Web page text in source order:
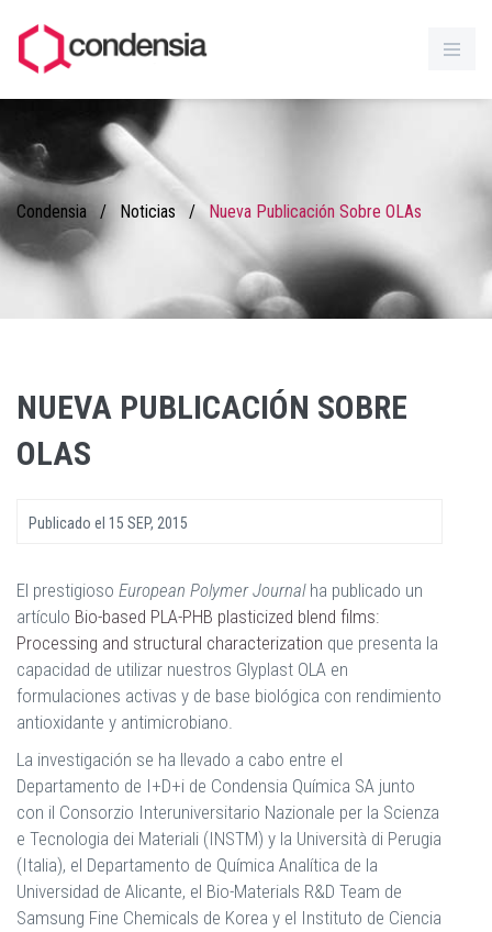
Condensia / Noticias / Nueva Publicación Sobre OLAs
NUEVA PUBLICACIÓN SOBRE
OLAS
Publicado el 15 SEP, 2015
El prestigioso European Polymer Journalha publicado un
artículo Bio-based PLA-PHB plasticized blend films:
Processing and structural characterization que presenta la
capacidad de utilizar nuestros Glyplast OLA en
formulaciones activas y de base biológica con rendimiento
antioxidante y antimicrobiano.
La investigación se ha llevado a cabo entre el
Departamento de I+D+i de Condensia Química SA junto
con il Consorzio Interuniversitario Nazionale per la Scienza
e Tecnologia dei Materiali (INSTM) y la Università di Perugia
(Italia), el Departamento de Química Analítica de la
Universidad de Alicante, el Bio-Materials R&D Team de
Samsung Fine Chemicals de Korea y el Instituto de Ciencia